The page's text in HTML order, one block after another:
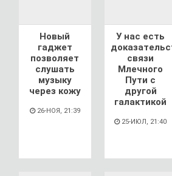
Новый
гаджет
позволяет
слушать
музыку
через кожу
26-НОЯ, 21:39
У нас есть
связи
Млечного
Пути с
другой
галактикой
25-ИЮЛ, 21:40